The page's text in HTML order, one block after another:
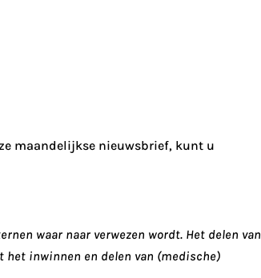
maandelijkse nieuwsbrief, kunt u
waar naar verwezen wordt. Het delen van
inwinnen en delen van (medische)